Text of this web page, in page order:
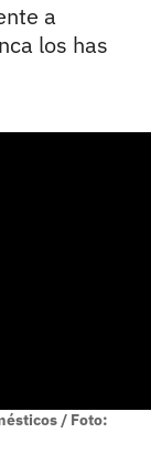
a
los has
/ Foto: